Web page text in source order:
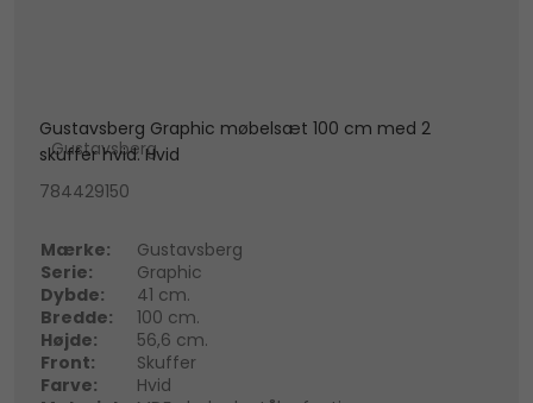
Gustavsberg Graphic møbelsæt 100 cm med 2
skuffer hvid. Hvid
Gustavsberg
784429150
Mærke:
Gustavsberg
Serie:
Graphic
Dybde:
41 cm.
Bredde:
100 cm.
Højde:
56,6 cm.
Front:
Skuffer
Farve:
Hvid